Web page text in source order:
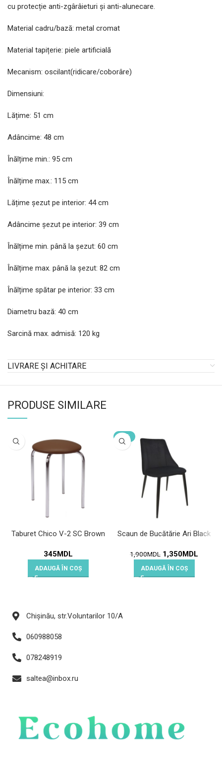
cu protecție anti-zgârâieturi și anti-alunecare.
Material cadru/bază: metal cromat
Material tapițerie: piele artificială
Mecanism: oscilant(ridicare/coborâre)
Dimensiuni:
Lățime: 51 cm
Adâncime: 48 cm
Înălțime min.: 95 cm
Înălțime max.: 115 cm
Lățime șezut pe interior: 44 cm
Adâncime șezut pe interior: 39 cm
Înălțime min. până la șezut: 60 cm
Înălțime max. până la șezut: 82 cm
Înălțime spătar pe interior: 33 cm
Diametru bază: 40 cm
Sarcină max. admisă: 120 kg
LIVRARE ȘI ACHITARE
PRODUSE SIMILARE
Taburet Chico V-2 SC Brown
345MDL
ADAUGĂ ÎN COȘ
-29%
Scaun de Bucătărie Ari Black
1,900MDL 1,350MDL
ADAUGĂ ÎN COȘ
Chișinău, str.Voluntarilor 10/A
060988058
078248919
saltea@inbox.ru